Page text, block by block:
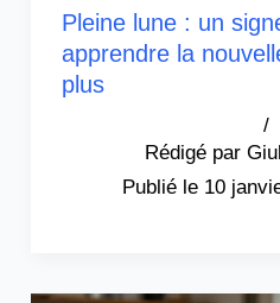
Pleine lune : un
apprendre la
plus
/
10